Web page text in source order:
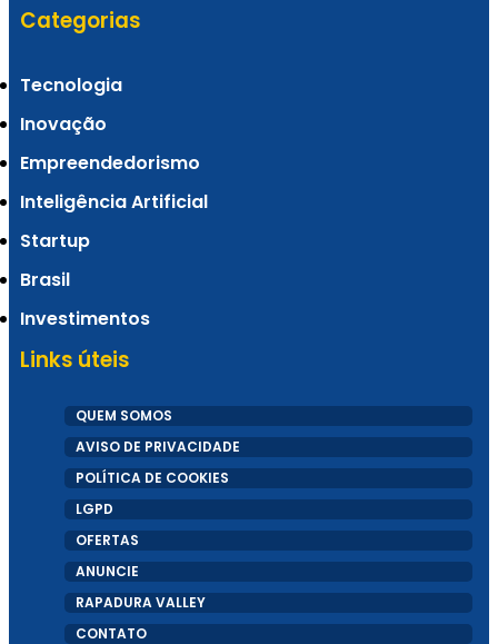
inovadoras do Brasil
Instituto Atlântico lança Praia Impacta e
revela startups selecionadas no PRAIÔ 2025
Do Ceará para o Brasil: Como a API PIX da
Fire Banking revolucionou pagamentos
Categorias
Tecnologia
Inovação
Empreendedorismo
Inteligência Artificial
Startup
Brasil
Investimentos
Links úteis
QUEM SOMOS
AVISO DE PRIVACIDADE
POLÍTICA DE COOKIES
LGPD
OFERTAS
ANUNCIE
RAPADURA VALLEY
CONTATO